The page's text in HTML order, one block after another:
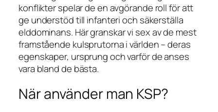
konflikter spelar de en avgörande roll för att
ge understöd till infanteri och säkerställa
elddominans. Här granskar vi sex av de mest
framstående kulsprutorna i världen – deras
egenskaper, ursprung och varför de anses
vara bland de bästa.
När använder man KSP?